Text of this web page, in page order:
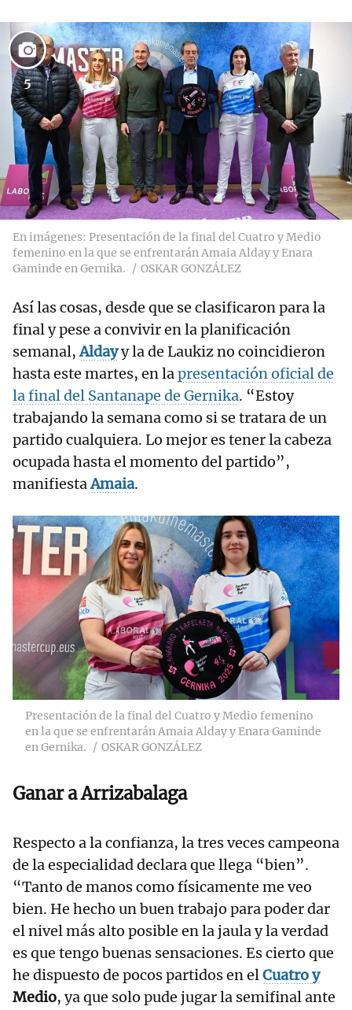
5
En imágenes: Presentación de la final del Cuatro y Medio
femenino en la que se enfrentarán Amaia Alday y Enara
Gaminde en Gernika.
OSKAR GONZÁLEZ
Así las cosas, desde que se clasificaron para la
final y pese a convivir en la planificación
semanal,Aldayy la de Laukiz no coincidieron
hasta este martes, en lapresentación oficial de
la final del Santanape de Gernika. “Estoy
trabajando la semana como si se tratara de un
partido cualquiera. Lo mejor es tener la cabeza
ocupada hasta el momento del partido”,
manifiestaAmaia.
Presentación de la final del Cuatro y Medio femenino
en la que se enfrentarán Amaia Alday y Enara Gaminde
en Gernika.
OSKAR GONZÁLEZ
Ganar a Arrizabalaga
Respecto a la confianza, la tres veces campeona
de la especialidad declara que llega “bien”.
“Tanto de manos como físicamente me veo
bien. He hecho un buen trabajo para poder dar
el nivel más alto posible en la jaula y la verdad
es que tengo buenas sensaciones. Es cierto que
he dispuesto de pocos partidos en elCuatroy
Medio, ya que solo pude jugar la semifinal ante